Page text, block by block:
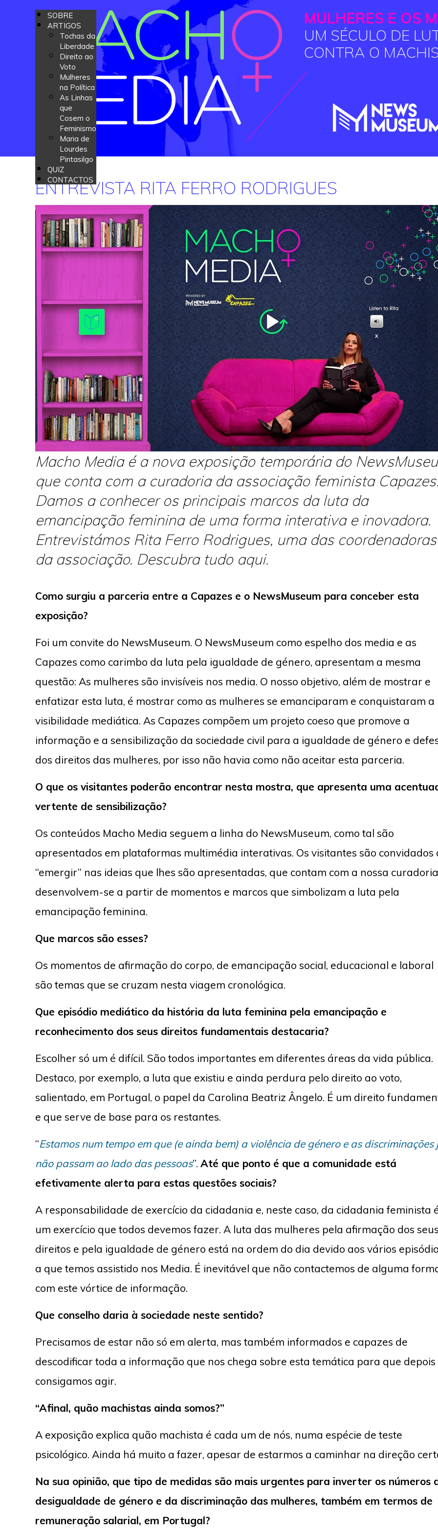
MULHERES E OS
UM SÉCULO DE
CONTRA O
SOBRE
ARTIGOS
Tochas da
Liberdade
Direito ao
Voto
Mulheres
na Política
As Linhas
que
Cosem o
Feminismo
Maria de
Lourdes
Pintasilgo
QUIZ
CONTACTOS
ENTREVISTA RITA FERRO RODRIGUES
Macho Media é a nova exposição temporária do
que conta com a curadoria da associação feminista
Damos a conhecer os principais marcos da luta da
emancipação feminina de uma forma interativa e inovadora.
Entrevistámos Rita Ferro Rodrigues, uma das coordenadoras
da associação. Descubra tudo aqui.
Como surgiu a parceria entre a Capazes e o NewsMuseum para conceber esta
exposição?
Foi um convite do NewsMuseum. O NewsMuseum como espelho dos media e as
Capazes como carimbo da luta pela igualdade de género, apresentam a mesma
questão: As mulheres são invisíveis nos media. O nosso objetivo, além de mostrar e
enfatizar esta luta, é mostrar como as mulheres se emanciparam e conquistaram a
visibilidade mediática. As Capazes compõem um projeto coeso que promove a
informação e a sensibilização da sociedade civil para a igualdade de género e
dos direitos das mulheres, por isso não havia como não aceitar esta parceria.
O que os visitantes poderão encontrar nesta mostra, que apresenta uma
vertente de sensibilização?
Os conteúdos Macho Media seguem a linha do NewsMuseum, como tal são
apresentados em plataformas multimédia interativas. Os visitantes são convidados
“emergir” nas ideias que lhes são apresentadas, que contam com a nossa
desenvolvem-se a partir de momentos e marcos que simbolizam a luta pela
emancipação feminina.
Que marcos são esses?
Os momentos de afirmação do corpo, de emancipação social, educacional e laboral
são temas que se cruzam nesta viagem cronológica.
Que episódio mediático da história da luta feminina pela emancipação e
reconhecimento dos seus direitos fundamentais destacaria?
Escolher só um é difícil. São todos importantes em diferentes áreas da vida pública.
Destaco, por exemplo, a luta que existiu e ainda perdura pelo direito ao voto,
salientado, em Portugal, o papel da Carolina Beatriz Ângelo. É um direito
e que serve de base para os restantes.
“Estamos num tempo em que (e ainda bem) a violência de género e as discriminações
não passam ao lado das pessoas”. Até que ponto é que a comunidade está
efetivamente alerta para estas questões sociais?
A responsabilidade de exercício da cidadania e, neste caso, da cidadania feminista
um exercício que todos devemos fazer. A luta das mulheres pela afirmação dos
direitos e pela igualdade de género está na ordem do dia devido aos vários
a que temos assistido nos Media. É inevitável que não contactemos de alguma
com este vórtice de informação.
Que conselho daria à sociedade neste sentido?
Precisamos de estar não só em alerta, mas também informados e capazes de
descodificar toda a informação que nos chega sobre esta temática para que depois
consigamos agir.
“Afinal, quão machistas ainda somos?”
A exposição explica quão machista é cada um de nós, numa espécie de teste
psicológico. Ainda há muito a fazer, apesar de estarmos a caminhar na direção
Na sua opinião, que tipo de medidas são mais urgentes para inverter os números
desigualdade de género e da discriminação das mulheres, também em termos de
remuneração salarial, em Portugal?